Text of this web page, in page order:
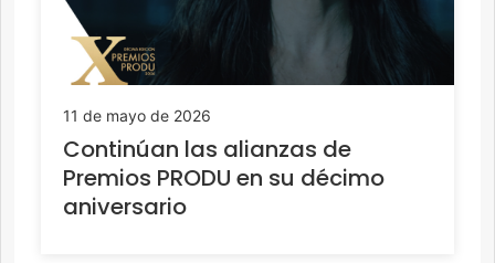
11 de mayo de 2026
Continúan las alianzas de
Premios PRODU en su décimo
aniversario